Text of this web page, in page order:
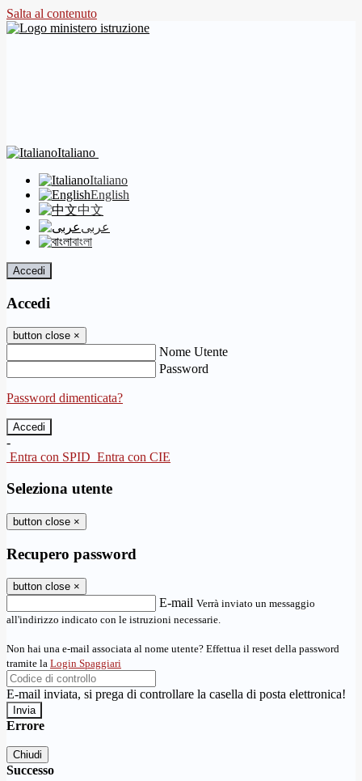
Salta al contenuto
Italiano
Italiano
English
中文
عربى
বাংলা
Accedi
Accedi
button close ×
Nome Utente
Password
Password dimenticata?
-
Entra con SPID Entra con CIE
Seleziona utente
button close ×
Recupero password
button close ×
E-mail Verrà inviato un messaggio
all'indirizzo indicato con le istruzioni necessarie.
Non hai una e-mail associata al nome utente? Effettua il reset della password
tramite la Login Spaggiari
E-mail inviata, si prega di controllare la casella di posta elettronica!
Errore
Chiudi
Successo